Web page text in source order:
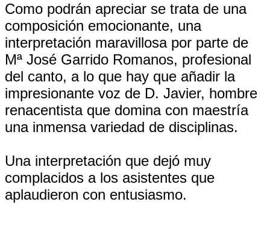
Como podrán apreciar se trata de una
composición emocionante, una
interpretación maravillosa por parte de
Mª José Garrido Romanos, profesional
del canto, a lo que hay que añadir la
impresionante voz de D. Javier, hombre
renacentista que domina con maestría
una inmensa variedad de disciplinas.
Una interpretación que dejó muy
complacidos a los asistentes que
aplaudieron con entusiasmo.